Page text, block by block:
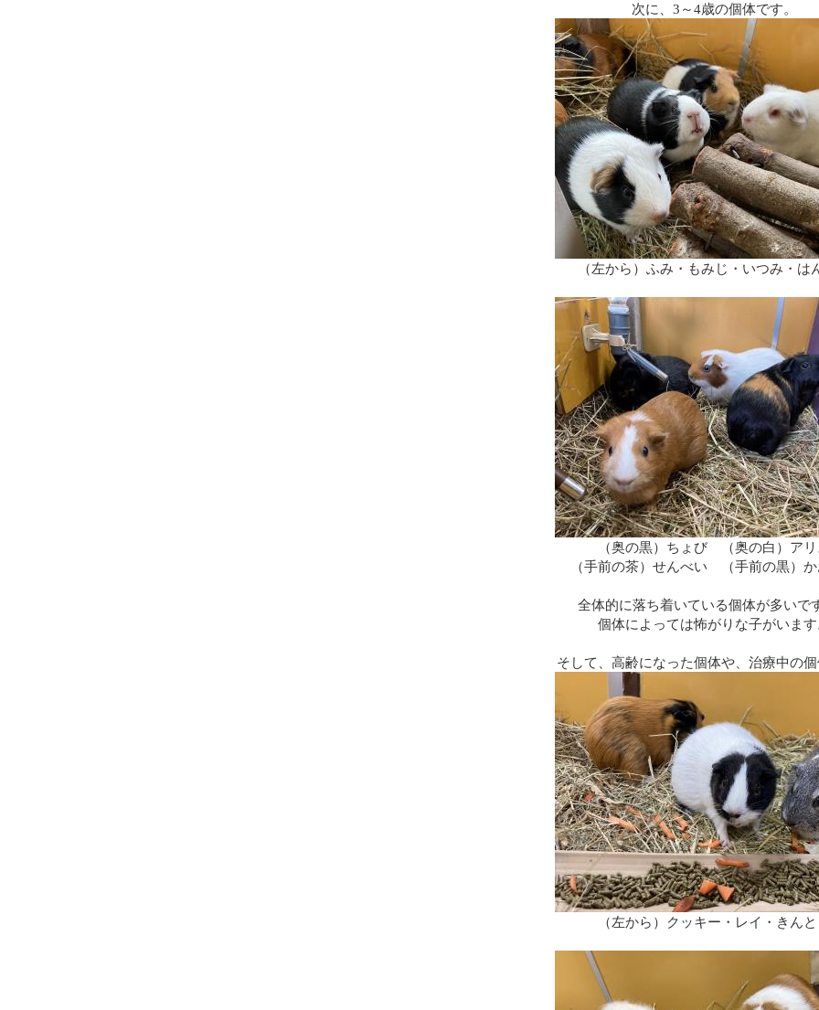
次に、3～4歳の個体です。
（左から）ふみ・もみじ・いつみ・は
（奥の黒）ちょび （奥の白）ア
（手前の茶）せんべい （手前の黒）
全体的に落ち着いている個体が多いで
個体によっては怖がりな子がいま
そして、高齢になった個体や、治療中の
（左から）クッキー・レイ・きん